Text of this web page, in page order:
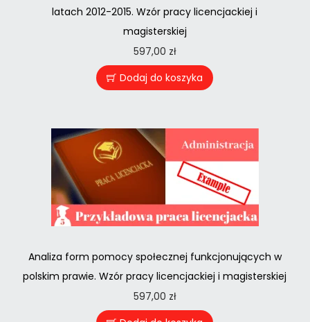
latach 2012-2015. Wzór pracy licencjackiej i
magisterskiej
597,00 zł
Dodaj do koszyka
Analiza form pomocy społecznej funkcjonujących w
polskim prawie. Wzór pracy licencjackiej i magisterskiej
597,00 zł